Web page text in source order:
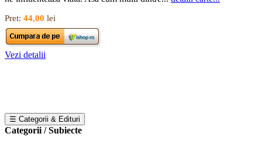
Pret: 44,00 lei
Vezi detalii
☰ Categorii & Edituri
Categorii / Subiecte